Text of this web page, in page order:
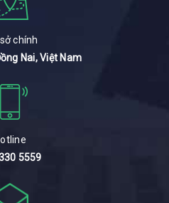
chính
Nai, Việt Nam
5559